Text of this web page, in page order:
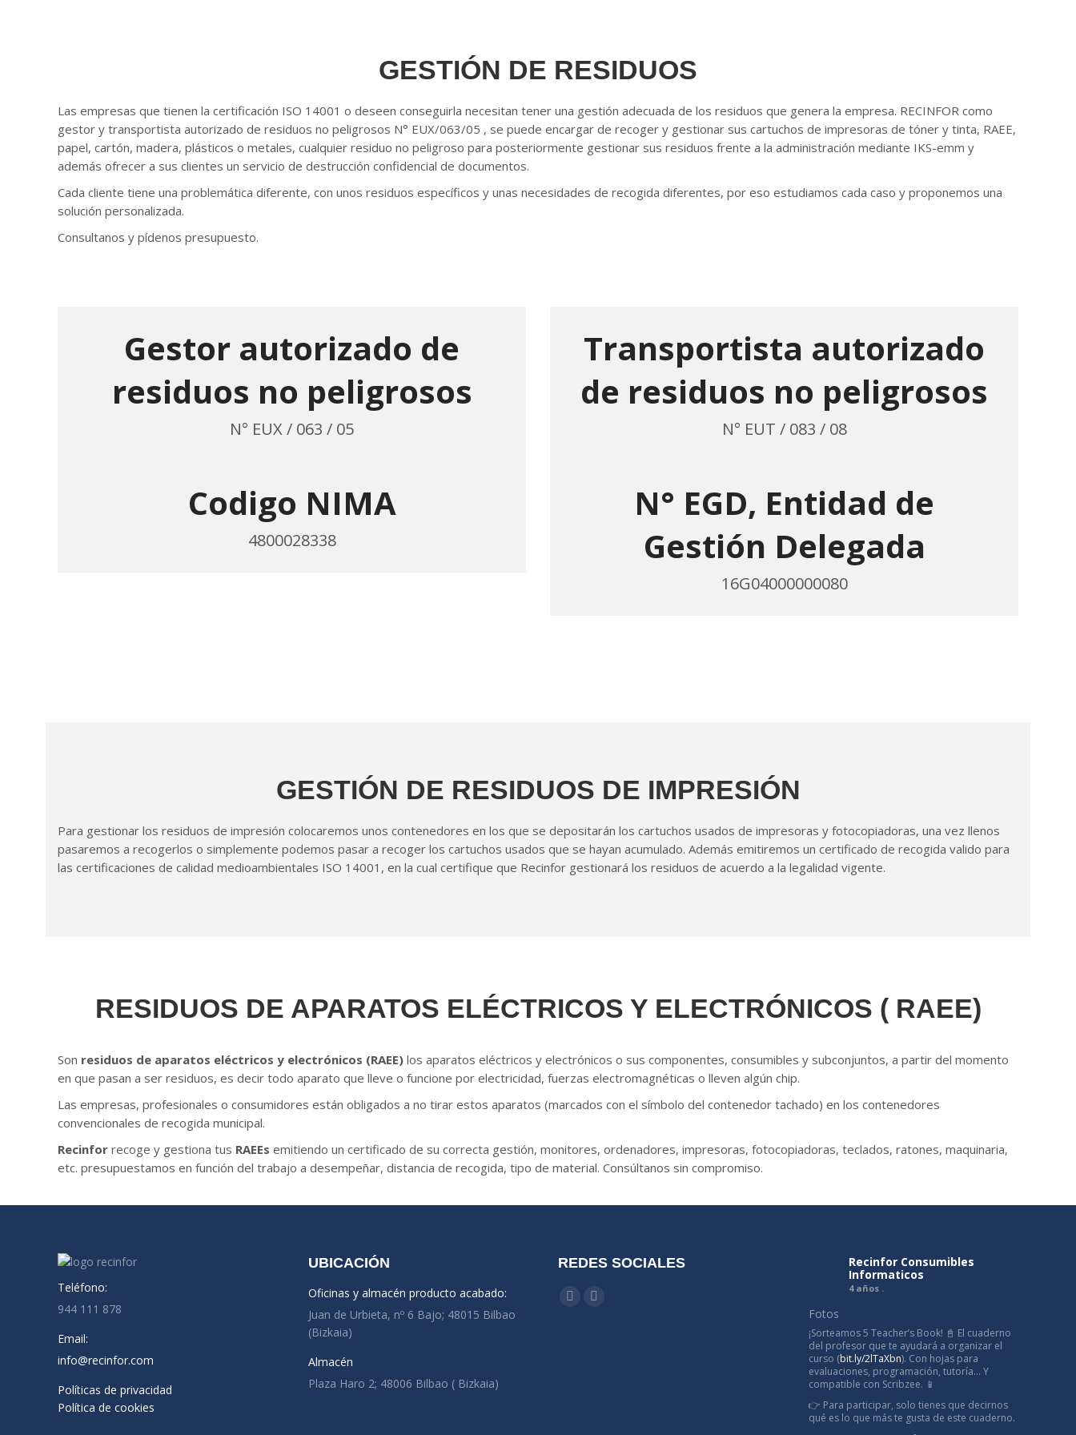
GESTIÓN DE RESIDUOS
Las empresas que tienen la certificación ISO 14001 o deseen conseguirla necesitan tener una gestión adecuada de los residuos que genera la empresa. RECINFOR como
gestor y transportista autorizado de residuos no peligrosos N° EUX/063/05 , se puede encargar de recoger y gestionar sus cartuchos de impresoras de tóner y tinta, RAEE,
papel, cartón, madera, plásticos o metales, cualquier residuo no peligroso para posteriormente gestionar sus residuos frente a la administración mediante IKS-emm y
además ofrecer a sus clientes un servicio de destrucción confidencial de documentos.
Cada cliente tiene una problemática diferente, con unos residuos específicos y unas necesidades de recogida diferentes, por eso estudiamos cada caso y proponemos una
solución personalizada.
Consultanos y pídenos presupuesto.
Gestor autorizado de
residuos no peligrosos
N° EUX / 063 / 05
Transportista autorizado
de residuos no peligrosos
N° EUT / 083 / 08
Codigo NIMA
4800028338
N° EGD, Entidad de
Gestión Delegada
16G04000000080
GESTIÓN DE RESIDUOS DE IMPRESIÓN
Para gestionar los residuos de impresión colocaremos unos contenedores en los que se depositarán los cartuchos usados de impresoras y fotocopiadoras, una vez llenos
pasaremos a recogerlos o simplemente podemos pasar a recoger los cartuchos usados que se hayan acumulado. Además emitiremos un certificado de recogida valido para
las certificaciones de calidad medioambientales ISO 14001, en la cual certifique que Recinfor gestionará los residuos de acuerdo a la legalidad vigente.
RESIDUOS DE APARATOS ELÉCTRICOS Y ELECTRÓNICOS ( RAEE)
Son residuos de aparatos eléctricos y electrónicos (RAEE) los aparatos eléctricos y electrónicos o sus componentes, consumibles y subconjuntos, a partir del momento
en que pasan a ser residuos, es decir todo aparato que lleve o funcione por electricidad, fuerzas electromagnéticas o lleven algún chip.
Las empresas, profesionales o consumidores están obligados a no tirar estos aparatos (marcados con el símbolo del contenedor tachado) en los contenedores
convencionales de recogida municipal.
Recinfor recoge y gestiona tus RAEEs emitiendo un certificado de su correcta gestión, monitores, ordenadores, impresoras, fotocopiadoras, teclados, ratones, maquinaria,
etc. presupuestamos en función del trabajo a desempeñar, distancia de recogida, tipo de material. Consúltanos sin compromiso.
Teléfono:
944 111 878
Email:
info@recinfor.com
Políticas de privacidad
Política de cookies
UBICACIÓN
Oficinas y almacén producto acabado:
Juan de Urbieta, nº 6 Bajo; 48015 Bilbao
(Bizkaia)
Almacén
Plaza Haro 2; 48006 Bilbao ( Bizkaia)
REDES SOCIALES
Encuéntranos en:
Facebook
Linkedin
Recinfor Consumibles
Informaticos
4 años .
Fotos
¡Sorteamos 5 Teacher’s Book! 📓 El cuaderno
del profesor que te ayudará a organizar el
curso (bit.ly/2lTaXbn). Con hojas para
evaluaciones, programación, tutoría... Y
compatible con Scribzee. 📱
👉 Para participar, solo tienes que decirnos
qué es lo que más te gusta de este cuaderno.